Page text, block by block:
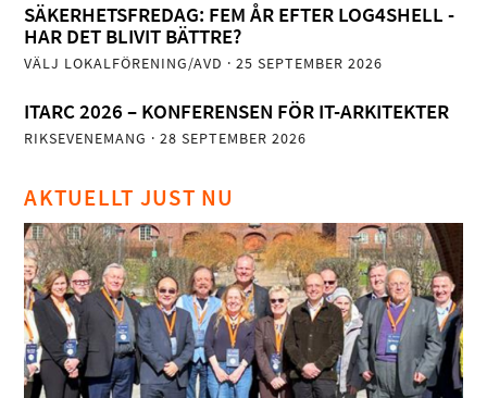
SÄKERHETSFREDAG: FEM ÅR EFTER LOG4SHELL -
HAR DET BLIVIT BÄTTRE?
VÄLJ LOKALFÖRENING/AVD · 25 SEPTEMBER 2026
ITARC 2026 – KONFERENSEN FÖR IT-ARKITEKTER
RIKSEVENEMANG · 28 SEPTEMBER 2026
AKTUELLT JUST NU